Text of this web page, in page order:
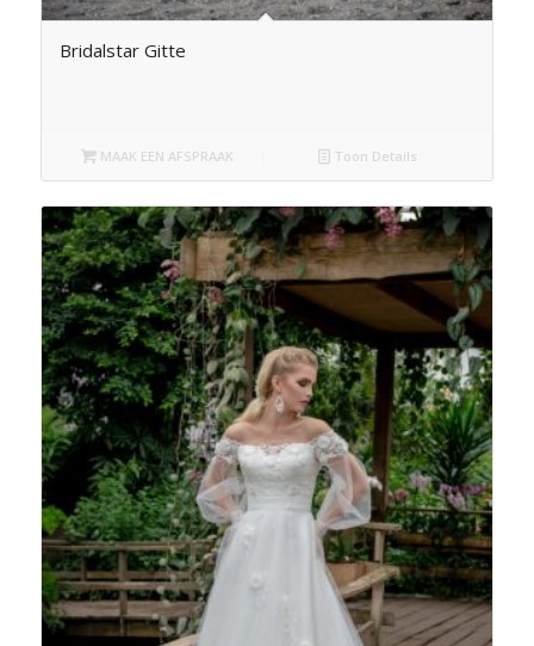
Bridalstar Gitte
MAAK EEN AFSPRAAK Toon Details